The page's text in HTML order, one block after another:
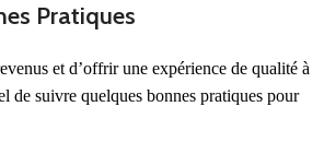
Pratiques
et d’offrir une expérience de qualité à
de suivre quelques bonnes pratiques pour